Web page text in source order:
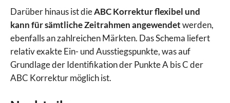
Darüber hinaus ist dieABC Korrektur flexibel und
kann für sämtliche Zeitrahmen angewendetwerden,
ebenfalls an zahlreichen Märkten. Das Schema liefert
relativ exakte Ein- und Ausstiegspunkte, was auf
Grundlage der Identifikation der Punkte A bis C der
ABC Korrektur möglich ist.